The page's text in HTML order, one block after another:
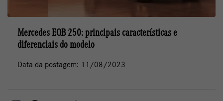
Mercedes EQB 250: principais características e
diferenciais do modelo
Data da postagem: 11/08/2023